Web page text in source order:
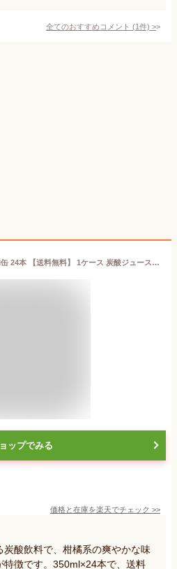
全てのおすすめコメント (1件) >
マウンテンデュー 350ml缶 24本 【送料無料】 1ケース 炭酸ジュース 炭酸飲料 飲料 飲み物 まとめ買い 箱買い 長期保存 常温保存 ロングライフ ローリングストック 防災 備蓄 非常食 サントリー 一般製品
ップでみる
価格と在庫を楽天でチェック >>
酸飲料で、柑橘系の爽やかな味
特徴です。350ml×24本で、送料